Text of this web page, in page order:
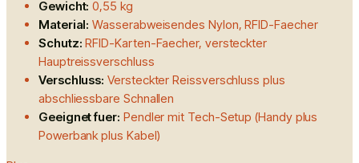
Gewicht: 0,55 kg
Material: Wasserabweisendes Nylon, RFID-Faecher
Schutz: RFID-Karten-Faecher, versteckter
Hauptreissverschluss
Verschluss: Versteckter Reissverschluss plus
abschliessbare Schnallen
Geeignet fuer: Pendler mit Tech-Setup (Handy plus
Powerbank plus Kabel)